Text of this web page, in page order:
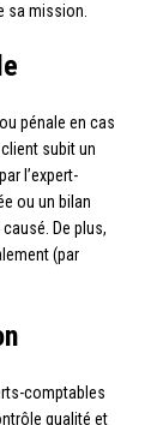
sa mission.
pénale en cas
subit un
l’expert-
ou un bilan
De plus,
(par
comptables
qualité et